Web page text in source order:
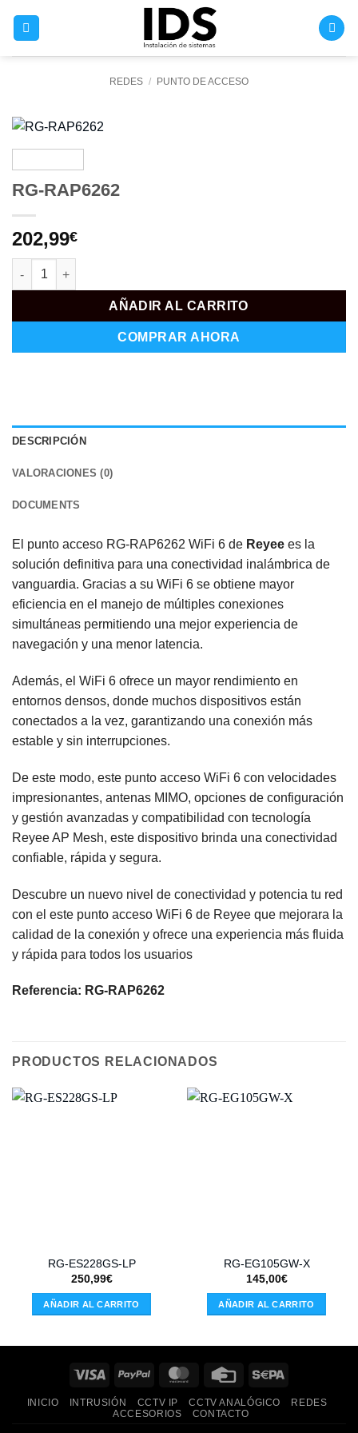
REDES / PUNTO DE ACCESO
RG-RAP6262
202,99€
RG-RAP6262 cantidad
AÑADIR AL CARRITO
COMPRAR AHORA
DESCRIPCIÓN
VALORACIONES (0)
DOCUMENTS
El punto acceso RG-RAP6262 WiFi 6 de Reyee es la
solución definitiva para una conectividad inalámbrica de
vanguardia. Gracias a su WiFi 6 se obtiene mayor
eficiencia en el manejo de múltiples conexiones
simultáneas permitiendo una mejor experiencia de
navegación y una menor latencia.
Además, el WiFi 6 ofrece un mayor rendimiento en
entornos densos, donde muchos dispositivos están
conectados a la vez, garantizando una conexión más
estable y sin interrupciones.
De este modo, este punto acceso WiFi 6 con velocidades
impresionantes, antenas MIMO, opciones de configuración
y gestión avanzadas y compatibilidad con tecnología
Reyee AP Mesh, este dispositivo brinda una conectividad
confiable, rápida y segura.
Descubre un nuevo nivel de conectividad y potencia tu red
con el este punto acceso WiFi 6 de Reyee que mejorara la
calidad de la conexión y ofrece una experiencia más fluida
y rápida para todos los usuarios
Referencia: RG-RAP6262
PRODUCTOS RELACIONADOS
RG-ES228GS-LP
250,99€
AÑADIR AL CARRITO
RG-EG105GW-X
145,00€
AÑADIR AL CARRITO
Visa PayPal MasterCardCredit
INICIO INTRUSIÓN CCTV IP CCTV ANALÓGICO
REDES
ACCESORIOS
CONTACTO